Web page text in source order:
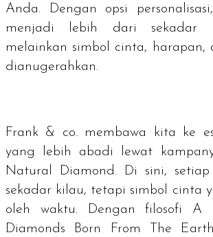
Anda. Dengan opsi
menjadi lebih dari sekadar
melainkan simbol cinta, harapan,
dianugerahkan.
Frank & co. membawa kita ke
yang lebih abadi lewat
Natural Diamond. Di sini,
sekadar kilau, tetapi simbol cinta
oleh waktu. Dengan filosofi A
Diamonds Born From The